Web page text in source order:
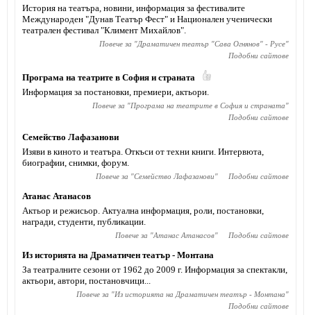
История на театъра, новини, информация за фестивалите
Международен "Дунав Театър Фест" и Национален ученически
театрален фестивал "Климент Михайлов".
Повече за "Драматичен театър "Сава Огнянов" - Русе"
Подобни сайтове
Програма на театрите в София и страната
Информация за постановки, премиери, актьори.
Повече за "Програма на театрите в София и страната"
Подобни сайтове
Семейство Лафазанови
Изяви в киното и театъра. Откъси от техни книги. Интервюта,
биографии, снимки, форум.
Повече за "Семейство Лафазанови" Подобни сайтове
Атанас Атанасов
Актьор и режисьор. Актуална информация, роли, постановки,
награди, студенти, публикации.
Повече за "Атанас Атанасов" Подобни сайтове
Из историята на Драматичен театър - Монтана
За театралните сезони от 1962 до 2009 г. Информация за спектакли,
актьори, автори, постановчици...
Повече за "Из историята на Драматичен театър - Монтана"
Подобни сайтове